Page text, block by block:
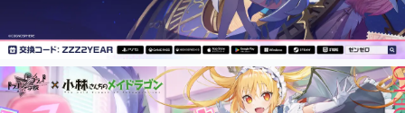
ピックアップ